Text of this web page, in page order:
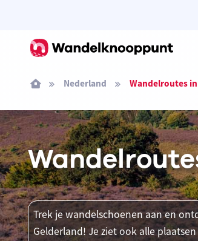
Nederland Wandelroutes
Trek je wandelschoenen aan en
Gelderland! Je ziet ook alle